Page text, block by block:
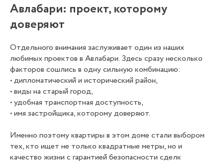
Авлабари: проект, которому
доверяют
Отдельного внимания заслуживает один из наших
любимых проектов в Авлабари. Здесь сразу несколько
факторов сошлись в одну сильную комбинацию:
• дипломатический и исторический район,
• виды на старый город,
• удобная транспортная доступность,
• имя застройщика, которому доверяют.
Именно поэтому квартиры в этом доме стали выбором
тех, кто ищет не только квадратные метры, но и
качество жизни с гарантией безопасности сделк